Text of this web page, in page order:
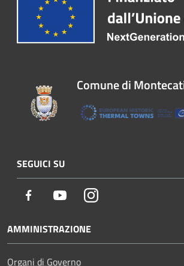
Comune di
SEGUICI SU
Facebook YoutubeInstagram
AMMINISTRAZIONE
Organi di Governo